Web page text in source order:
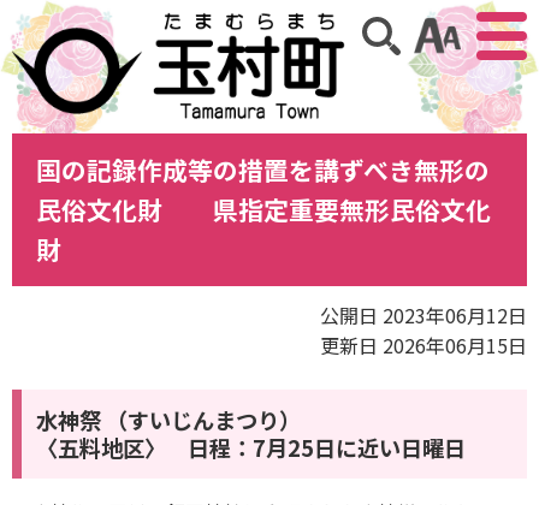
アクセ
サイト内検索
国の記録作成等の措置を講ずべき無形の
民俗文化財 県指定重要無形民俗文化
財
公開日 2023年06月12日
更新日 2026年06月15日
水神祭 （すいじんまつり）
〈五料地区〉 日程：7月25日に近い日曜日